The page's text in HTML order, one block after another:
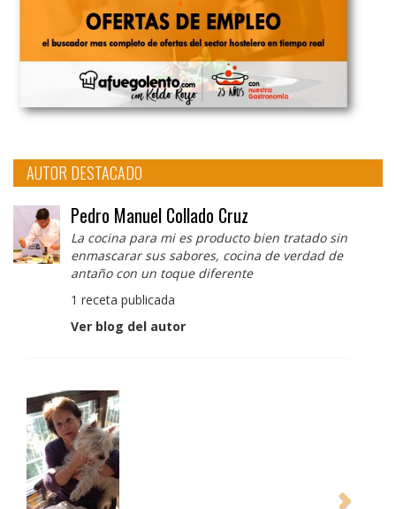
AUTOR DESTACADO
Pedro Manuel Collado Cruz
La cocina para mi es producto bien tratado sin
enmascarar sus sabores, cocina de verdad de
antaño con un toque diferente
1 receta publicada
Ver blog del autor